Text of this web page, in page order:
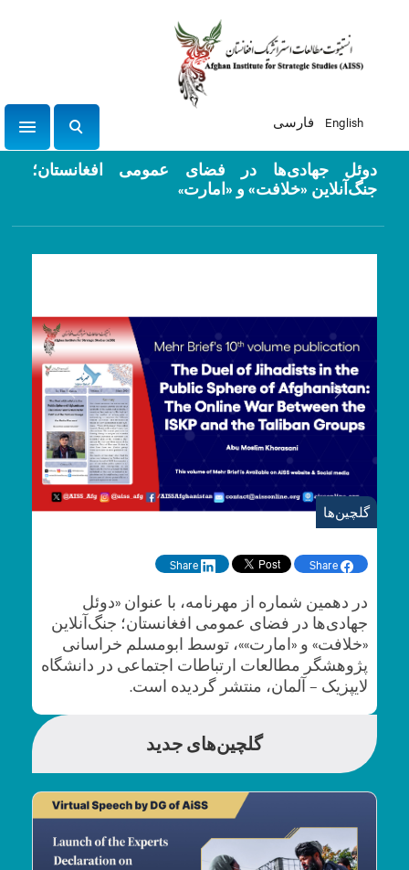
English فارسی
ج
س
ت
و
دوئل جهادی‌ها در فضای عمومی افغانستان؛
جنگ‌آنلاین «خلافت»‌ و «امارت»
Previous Next
گلچین‌ها
Share
Share
در دهمین شماره از مهرنامه، با عنوان «دوئل
جهادی‌ها در فضای عمومی افغانستان؛ جنگ‌آنلاین
«خلافت»‌ و «امارت»»، توسط ابومسلم خراسانی
پژوهشگر مطالعات ارتباطات اجتماعی در دانشگاه
لایپزیک – آلمان، منتشر گردیده است.
گلچین‌های جدید